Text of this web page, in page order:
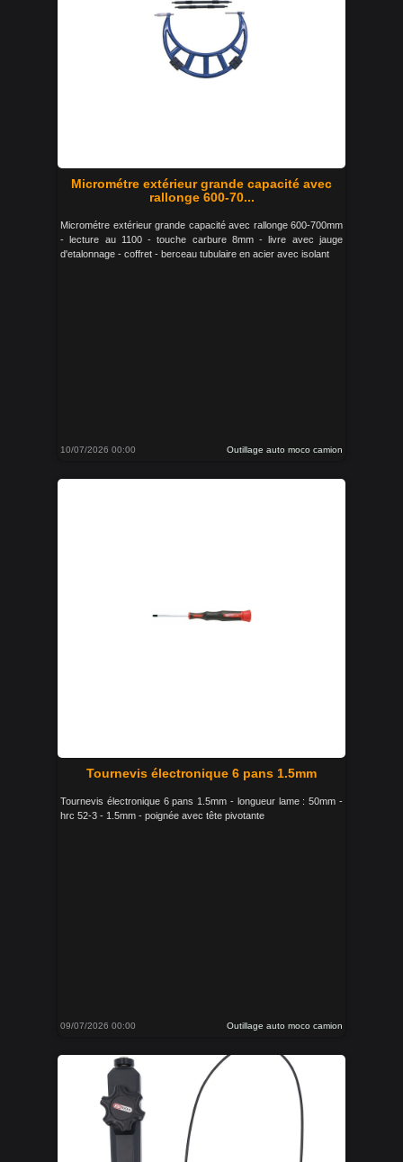
Micrométre extérieur grande capacité avec
rallonge 600-70...
Micrométre extérieur grande capacité avec rallonge 600-700mm
- lecture au 1100 - touche carbure 8mm - livre avec jauge
d'etalonnage - coffret - berceau tubulaire en acier avec isolant
10/07/2026 00:00 Outillage auto moco camion
Tournevis électronique 6 pans 1.5mm
Tournevis électronique 6 pans 1.5mm - longueur lame : 50mm -
hrc 52-3 - 1.5mm - poignée avec tête pivotante
09/07/2026 00:00 Outillage auto moco camion